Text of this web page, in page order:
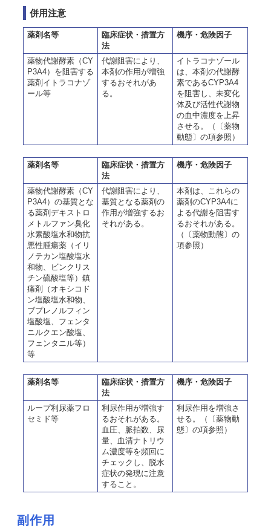
併用注意
薬剤名等
臨床症状・措置方
法
機序・危険因子
薬物代謝酵素（CY
P3A4）を阻害する
薬剤イトラコナゾ
ール等
代謝阻害により、
本剤の作用が増強
するおそれがあ
る。
イトラコナゾール
は、本剤の代謝酵
素であるCYP3A4
を阻害し、未変化
体及び活性代謝物
の血中濃度を上昇
させる。（〔薬物
動態〕の項参照）
薬剤名等
臨床症状・措置方
法
機序・危険因子
薬物代謝酵素（CY
P3A4）の基質とな
る薬剤デキストロ
メトルファン臭化
水素酸塩水和物抗
悪性腫瘍薬（イリ
ノテカン塩酸塩水
和物、ビンクリス
チン硫酸塩等）鎮
痛剤（オキシコド
ン塩酸塩水和物、
ブプレノルフィン
塩酸塩、フェンタ
ニルクエン酸塩、
フェンタニル等）
等
代謝阻害により、
基質となる薬剤の
作用が増強するお
それがある。
本剤は、これらの
薬剤のCYP3A4に
よる代謝を阻害す
るおそれがある。
（〔薬物動態〕の
項参照）
薬剤名等
臨床症状・措置方
法
機序・危険因子
ループ利尿薬フロ
セミド等
利尿作用が増強す
るおそれがある。
血圧、脈拍数、尿
量、血清ナトリウ
ム濃度等を頻回に
チェックし、脱水
症状の発現に注意
すること。
利尿作用を増強さ
せる。（〔薬物動
態〕の項参照）
副作用